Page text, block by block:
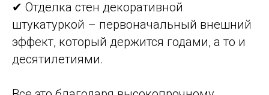
✔ Отделка стен декоративной
штукатуркой – первоначальный внешний
эффект, который держится годами, а то и
десятилетиями.